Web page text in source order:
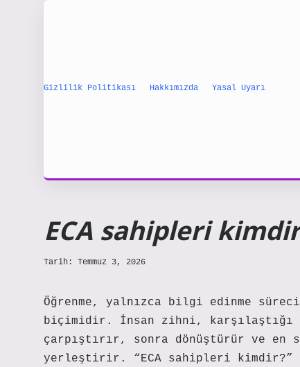
Gizlilik Politikası Hakkımızda Yasal Uyarı
ECA sahipleri
Tarih: Temmuz 3, 2026
Öğrenme, yalnızca bilgi edinme
biçimidir. İnsan zihni,
çarpıştırır, sonra dönüştürür ve en
yerleştirir. “ECA sahipleri kimdir?”